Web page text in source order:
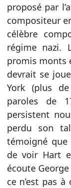
proposé par
compositeur
célèbre
régime nazi.
promis monts
devrait se
York (plus
paroles de
persistent
perdu son
témoigné
de voir Hart
écoute
ce n’est pas